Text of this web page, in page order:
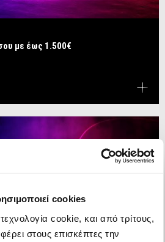
cookies
cookie, και από τρίτους,
στους επισκέπτες την
με έως 1.500€